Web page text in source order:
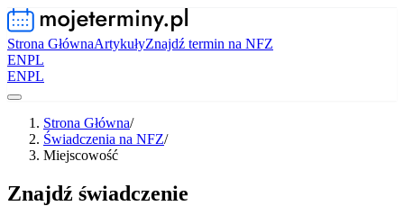
Strona GłównaArtykułyZnajdź termin na NFZ
ENPL
ENPL
Strona Główna/
Świadczenia na NFZ/
Miejscowość
Znajdź świadczenie